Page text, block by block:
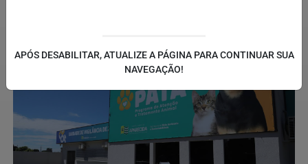
APÓS DESABILITAR, ATUALIZE A PÁGINA PARA CONTINUAR SUA
NAVEGAÇÃO!